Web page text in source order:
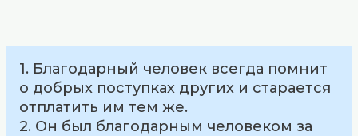
1. Благодарный человек всегда помнит
о добрых поступках других и старается
отплатить им тем же.
2. Он был благодарным человеком за